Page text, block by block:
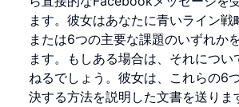
ます。彼女はあなたに青いライン
または6つの主要な課題のいずれか
ます。もしある場合は、それにつ
ねるでしょう。彼女は、これらの6
決する方法を説明した文書を送りま